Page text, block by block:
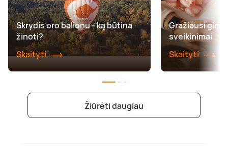
Skrydis oro balionu - ką būtina
žinoti?
Skaityti
Gražiausi
sveikinimai
Skaityti
Žiūrėti daugiau